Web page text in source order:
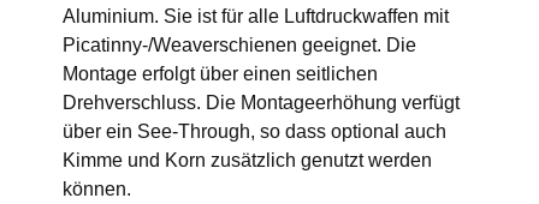
Aluminium. Sie ist für alle Luftdruckwaffen mit
Picatinny-/Weaverschienen geeignet. Die
Montage erfolgt über einen seitlichen
Drehverschluss. Die Montageerhöhung verfügt
über ein See-Through, so dass optional auch
Kimme und Korn zusätzlich genutzt werden
können.